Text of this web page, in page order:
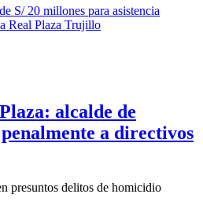
alcalde de
a directivos
presuntos delitos de homicidio